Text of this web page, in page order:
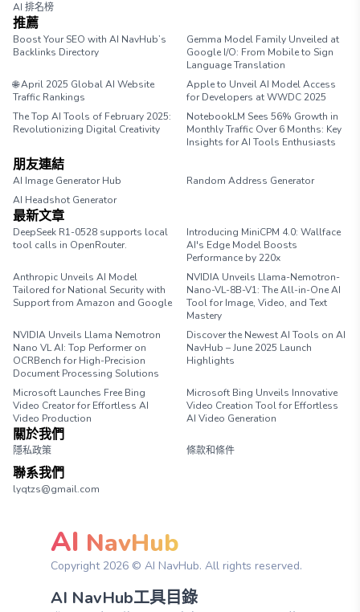
AI 排名榜
推薦
Boost Your SEO with AI NavHub’s
Backlinks Directory
Gemma Model Family Unveiled at
Google I/O: From Mobile to Sign
Language Translation
🌐 April 2025 Global AI Website
Traffic Rankings
Apple to Unveil AI Model Access
for Developers at WWDC 2025
The Top AI Tools of February 2025:
Revolutionizing Digital Creativity
NotebookLM Sees 56% Growth in
Monthly Traffic Over 6 Months: Key
Insights for AI Tools Enthusiasts
朋友連結
AI Image Generator Hub
Random Address Generator
AI Headshot Generator
最新文章
DeepSeek R1-0528 supports local
tool calls in OpenRouter.
Introducing MiniCPM 4.0: Wallface
AI's Edge Model Boosts
Performance by 220x
Anthropic Unveils AI Model
Tailored for National Security with
Support from Amazon and Google
NVIDIA Unveils Llama-Nemotron-
Nano-VL-8B-V1: The All-in-One AI
Tool for Image, Video, and Text
Mastery
NVIDIA Unveils Llama Nemotron
Nano VL AI: Top Performer on
OCRBench for High-Precision
Document Processing Solutions
Discover the Newest AI Tools on AI
NavHub – June 2025 Launch
Highlights
Microsoft Launches Free Bing
Video Creator for Effortless AI
Video Production
Microsoft Bing Unveils Innovative
Video Creation Tool for Effortless
AI Video Generation
關於我們
隱私政策 條款和條件
聯系我們
lyqtzs@gmail.com
AI NavHub
Copyright 2026© AI NavHub. All rights reserved.
AI NavHub工具目錄